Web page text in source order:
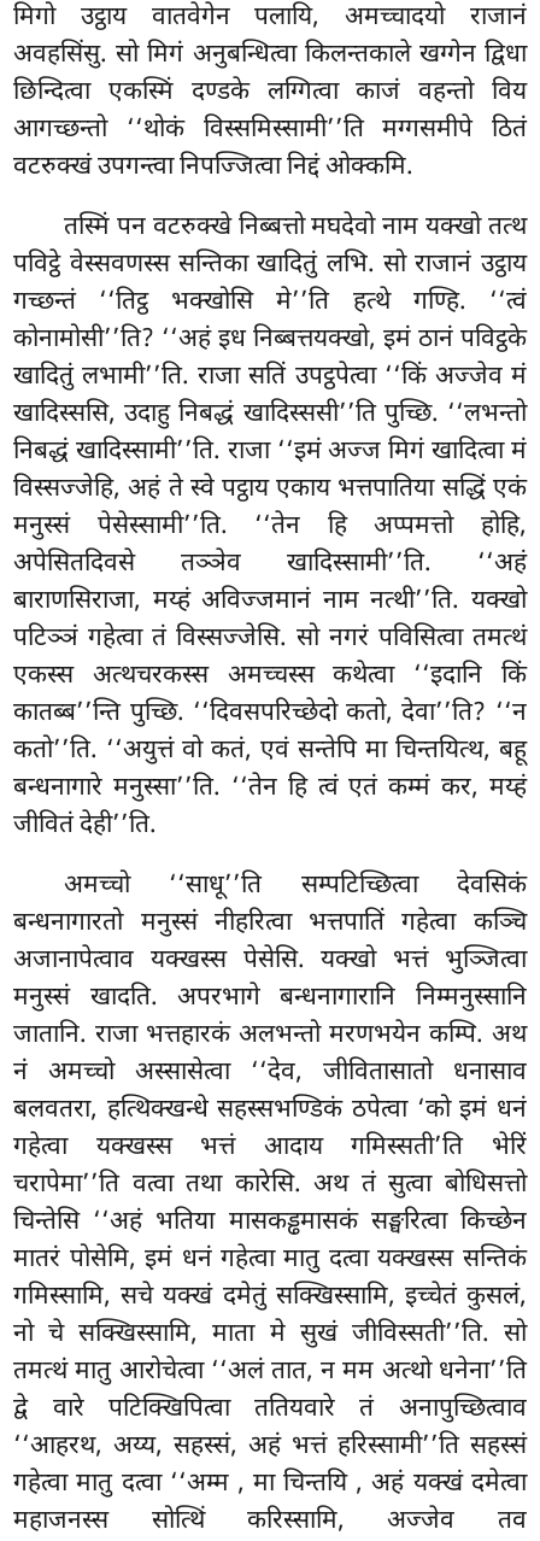
मिगो उट्ठाय वातवेगेन पलायि, अमच्चादयो राजानं
अवहसिंसु. सो मिगं अनुबन्धित्वा किलन्तकाले खग्गेन द्विधा
छिन्दित्वा एकस्मिं दण्डके लग्गित्वाकाजं वहन्तो विय
आगच्छन्तो ‘‘थोकं विस्समिस्सामी’’ति मग्गसमीपे ठितं
वटरुक्खं उपगन्त्वा निपज्जित्वा निद्दं ओक्कमि.
तस्मिं पन वटरुक्खे निब्बत्तो मघदेवो नाम यक्खो तत्थ
पविट्ठे वेस्सवणस्स सन्तिका खादितुं लभि. सो राजानं उट्ठाय
गच्छन्तं ‘‘तिट्ठ भक्खोसि मे’’ति हत्थे गण्हि. ‘‘त्वं
कोनामोसी’’ति? ‘‘अहं इध निब्बत्तयक्खो, इमं ठानं पविट्ठके
खादितुं लभामी’’ति. राजा सतिं उपट्ठपेत्वा ‘‘किं अज्जेव मं
खादिस्ससि, उदाहु निबद्धं खादिस्ससी’’ति पुच्छि. ‘‘लभन्तो
निबद्धं खादिस्सामी’’ति. राजा ‘‘इमं अज्ज मिगं खादित्वा मं
विस्सज्जेहि, अहं ते स्वे पट्ठाय एकाय भत्तपातिया सद्धिं एकं
मनुस्सं पेसेस्सामी’’ति. ‘‘तेन हि अप्पमत्तो होहि,
अपेसितदिवसे तञ्ञेव खादिस्सामी’’ति. ‘‘अहं
बाराणसिराजा, मय्हं अविज्जमानं नाम नत्थी’’ति. यक्खो
पटिञ्ञं गहेत्वा तं विस्सज्जेसि. सो नगरं पविसित्वा तमत्थं
एकस्स अत्थचरकस्स अमच्चस्स कथेत्वा ‘‘इदानि किं
कातब्ब’’न्ति पुच्छि. ‘‘दिवसपरिच्छेदो कतो, देवा’’ति? ‘‘न
कतो’’ति. ‘‘अयुत्तं वो कतं, एवं सन्तेपि मा चिन्तयित्थ, बहू
बन्धनागारे मनुस्सा’’ति. ‘‘तेन हि त्वं एतं कम्मं कर, मय्हं
जीवितं देही’’ति.
अमच्चो ‘‘साधू’’ति सम्पटिच्छित्वा देवसिकं
बन्धनागारतो मनुस्सं नीहरित्वा भत्तपातिं गहेत्वा कञ्चि
अजानापेत्वाव यक्खस्स पेसेसि. यक्खो भत्तं भुञ्जित्वा
मनुस्सं खादति. अपरभागे बन्धनागारानि निम्मनुस्सानि
जातानि. राजा भत्तहारकं अलभन्तो मरणभयेन कम्पि. अथ
नं अमच्चो अस्सासेत्वा ‘‘देव, जीवितासातो धनासाव
बलवतरा, हत्थिक्खन्धे सहस्सभण्डिकं ठपेत्वा ‘को इमं धनं
गहेत्वा यक्खस्स भत्तं आदाय गमिस्सती’ति भेरिं
चरापेमा’’ति वत्वा तथा कारेसि. अथ तं सुत्वा बोधिसत्तो
चिन्तेसि ‘‘अहं भतिया मासकड्ढमासकं सङ्घरित्वा किच्छेन
मातरं पोसेमि, इमं धनं गहेत्वा मातु दत्वा यक्खस्स सन्तिकं
गमिस्सामि, सचे यक्खं दमेतुं सक्खिस्सामि, इच्चेतं कुसलं,
नो चे सक्खिस्सामि, माता मे सुखं जीविस्सती’’ति. सो
तमत्थं मातु आरोचेत्वा ‘‘अलं तात, न मम अत्थो धनेना’’ति
द्वे वारे पटिक्खिपित्वा ततियवारे तं अनापुच्छित्वाव
‘‘आहरथ, अय्य, सहस्सं, अहं भत्तं हरिस्सामी’’ति सहस्सं
गहेत्वा मातु दत्वा ‘‘अम्म , मा चिन्तयि , अहं यक्खं दमेत्वा
महाजनस्स सोत्थिं करिस्सामि, अज्जेव तव